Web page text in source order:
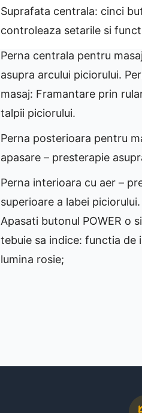
Suprafata centrala: cinci
controleaza setarile si
Perna centrala pentru
asupra arcului piciorului.
masaj: Framantare prin
talpii piciorului.
Perna posterioara pentru
apasare – presterapie
Perna interioara cu aer –
superioare a labei
Apasati butonul POWER o
tebuie sa indice: functia de
lumina rosie;